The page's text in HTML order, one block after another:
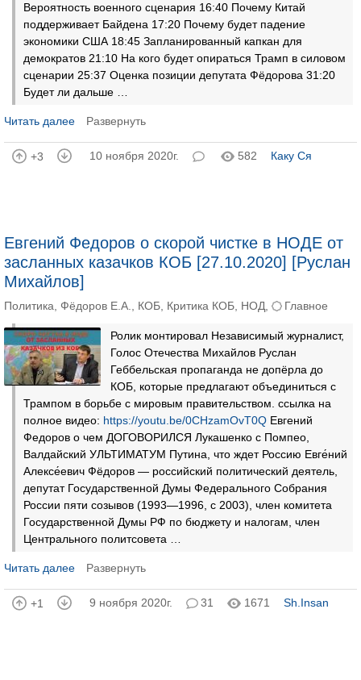
Вероятность военного сценария 16:40 Почему Китай
поддерживает Байдена 17:20 Почему будет падение
экономики США 18:45 Запланированный капкан для
демократов 21:10 На кого будет опираться Трамп в силовом
сценарии 25:37 Оценка позиции депутата Фёдорова 31:20
Будет ли дальше …
Читать далее Развернуть
+3 10 ноября 2020г. 582 Каку Ся
Евгений Федоров о скорой чистке в НОДЕ от
засланных казачков КОБ [27.10.2020] [Руслан
Михайлов]
Политика Фёдоров Е.А. КОБ Критика КОБ НОД Главное
Ролик монтировал Независимый журналист,
Голос Отечества Михайлов Руслан
Геббельская пропаганда не допёрла до
КОБ, которые предлагают объединиться с
Трампом в борьбе с мировым правительством. ссылка на
полное видео: https://youtu.be/0CHzamOvT0Q Евгений
Федоров о чем ДОГОВОРИЛСЯ Лукашенко с Помпео,
Валдайский УЛЬТИМАТУМ Путина, что ждет Россию Евге́ний
Алексе́евич Фёдоров — российский политический деятель,
депутат Государственной Думы Федерального Собрания
России пяти созывов (1993—1996, с 2003), член комитета
Государственной Думы РФ по бюджету и налогам, член
Центрального политсовета …
Читать далее Развернуть
+1 9 ноября 2020г. 31 1671 Sh.Insan